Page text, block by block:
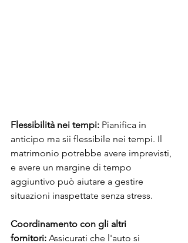
Flessibilità nei tempi: Pianifica in
anticipo ma sii flessibile nei tempi. Il
matrimonio potrebbe avere imprevisti,
e avere un margine di tempo
aggiuntivo può aiutare a gestire
situazioni inaspettate senza stress.
Coordinamento con gli altri
fornitori: Assicurati che l'auto si